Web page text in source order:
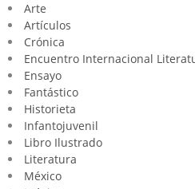
Arte
Artículos
Crónica
Encuentro Internacional
Ensayo
Fantástico
Historieta
Infantojuvenil
Libro Ilustrado
Literatura
México